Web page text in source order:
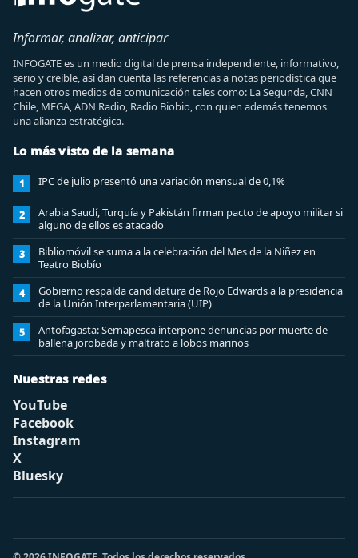
Informar, analizar, anticipar
INFOGATE es un medio digital de prensa independiente, informativo,
serio y creíble, así dan cuenta las referencias a notas periodística que
hacen otros medios de comunicación tales como: La Segunda, CNN
Chile, MEGA, ADN Radio, Radio Biobio, con quien además tenemos
una alianza estratégica.
Lo más visto de la semana
1 IPC de julio presentó una variación mensual de 0,1%
2
Arabia Saudí, Turquía y Pakistán firman pacto de apoyo militar si
alguno de ellos es atacado
3
Bibliomóvil se suma a la celebración del Mes de la Niñez en
Teatro Biobío
4
Gobierno respalda candidatura de Rojo Edwards a la presidencia
de la Unión Interparlamentaria (UIP)
5
Antofagasta: Sernapesca interpone denuncias por muerte de
ballena jorobada y maltrato a lobos marinos
Nuestras redes
YouTube
Facebook
Instagram
X
Bluesky